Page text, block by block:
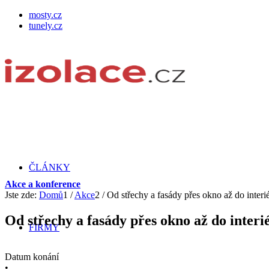
mosty.cz
tunely.cz
ČLÁNKY
FIRMY
Akce a konference
Jste zde: Domů1 / Akce2 / Od střechy a fasády přes okno až do
Od střechy a fasády přes okno až do
Datum konání